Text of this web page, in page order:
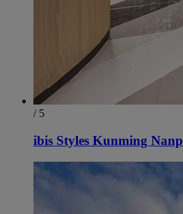
/ 5
ibis Styles Kunming